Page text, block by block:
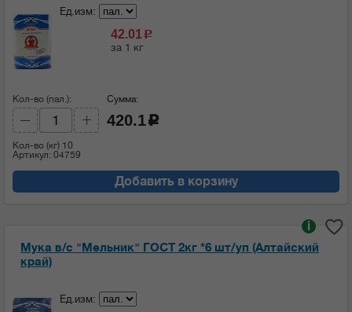
Ед.изм:
42.01c
за 1 кг
Кол-во (пал.):
Кол-во (кг) 10
Артикул: 04759
Сумма:
420.1 c
Добавить в корзину
Мука в/с "Мельник" ГОСТ 2кг *6 шт/уп (Алтайский
край)
i
Ед.изм: